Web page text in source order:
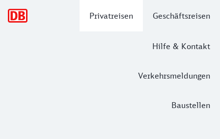
Privatreisen Geschäftsreisen
Hilfe & Kontakt
Verkehrsmeldungen
Baustellen